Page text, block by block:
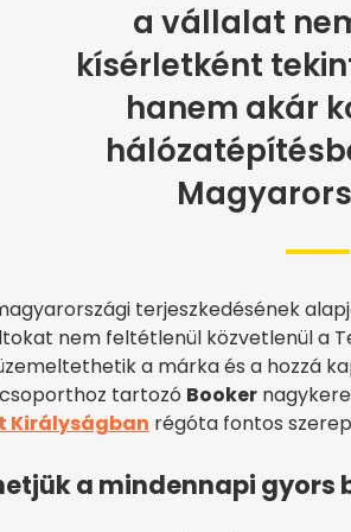
a vállalat
kísérletként
hanem akár
terjeszkedésének
nem feltétlenül közvetlenül a
a márka és a hozzá
tartozó Booker
Királyságban régóta fontos
a mindennapi gyors